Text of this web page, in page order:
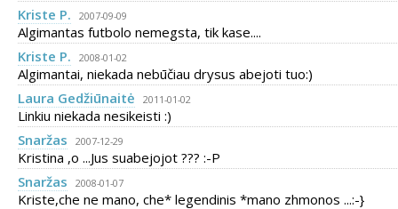
Kriste P.
2007-09-09
Algimantas futbolo nemegsta, tik kase....
Kriste P.
2008-01-02
Algimantai, niekada nebūčiau drysus abejoti tuo:)
Laura Gedžiūnaitė
2011-01-02
Linkiu niekada nesikeisti :)
Snaržas
2007-12-29
Kristina ,o ...Jus suabejojot ??? :-P
Snaržas
2008-01-07
Kriste,che ne mano, che* legendinis *mano zhmonos ...:-}